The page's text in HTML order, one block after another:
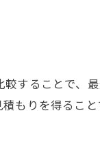
することで、
もりを得るこ